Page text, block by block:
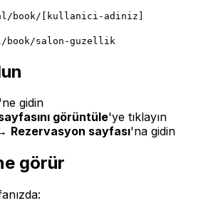
book/[kullanici-adiniz]
salon-guzellik
'ne gidin
görüntüle'ye tıklayın
Rezervasyon sayfası'na gidin
görür